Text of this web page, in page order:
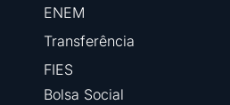
ENEM
Transferência
FIES
Bolsa Social